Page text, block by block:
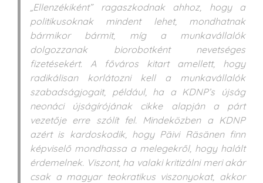
„Ellenzékiként” ragaszkodnak ahhoz, hogy a
politikusoknak mindent lehet, mondhatnak
bármikor bármit, míg a munkavállalók
dolgozzanak biorobotként nevetséges
fizetésekért. A főváros kitart amellett, hogy
radikálisan korlátozni kell a munkavállalók
szabadságjogait, például, ha a KDNP’s újság
neonáci újságírójának cikke alapján a párt
vezetője erre szólít fel. Mindeközben a KDNP
azért is kardoskodik, hogy Päivi Räsänen finn
képviselő mondhassa a melegekről, hogy halált
érdemelnek. Viszont, ha valaki kritizálni meri akár
csak a magyar teokratikus viszonyokat, akkor